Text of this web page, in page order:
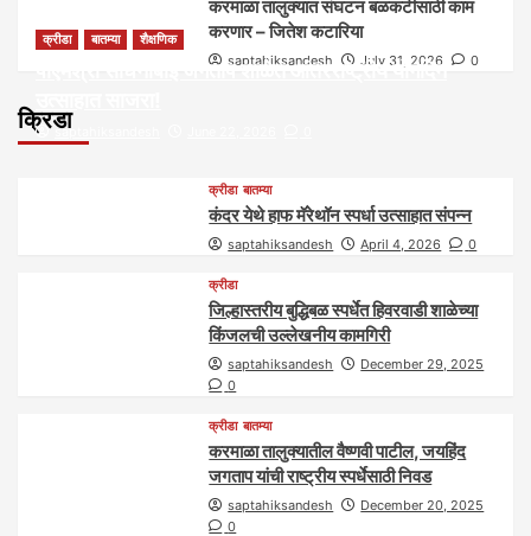
करमाळा तालुक्यात संघटन बळकटीसाठी काम
करणार – जितेश कटारिया
saptahiksandesh July 31, 2026 0
क्रिडा
क्रीडा बातम्या शैक्षणिक
पीएमश्री साधनाबाई जगताप शाळेत आंतरराष्ट्रीय योगदिन
saptahiksandesh
क्रीडा बातम्या
कंदर येथे हाफ मॅरेथॉन स्पर्धा उत्साहात संपन्न
saptahiksandesh April 4, 2026 0
क्रीडा
जिल्हास्तरीय बुद्धिबळ स्पर्धेत हिवरवाडी शाळेच्या
किंजलची उल्लेखनीय कामगिरी
saptahiksandesh
December 29, 2025
0
क्रीडा बातम्या
करमाळा तालुक्यातील वैष्णवी पाटील, जयहिंद
जगताप यांची राष्ट्रीय स्पर्धेसाठी निवड
saptahiksandesh
December 20, 2025
0